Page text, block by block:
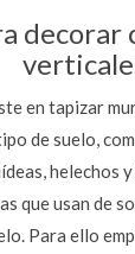
decorar
en tapizar
de suelo,
helechos
que usan de
Para ello